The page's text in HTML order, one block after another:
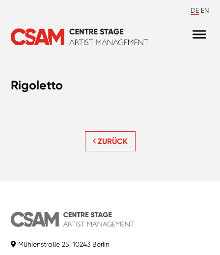
DE EN
Rigoletto
ZURÜCK
Mühlenstraße 25, 10243 Berlin